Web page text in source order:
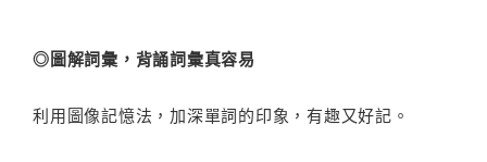
◎圖解詞彙，背誦詞彙真容易
利用圖像記憶法，加深單詞的印象，有趣又好記。